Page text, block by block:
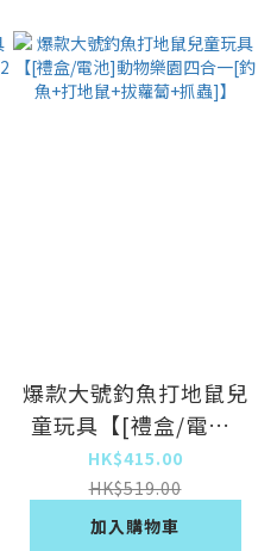
爆款大號釣魚打地鼠兒
童玩具【[禮盒/電池]
動物樂園四合一[釣魚
+打地鼠+拔蘿蔔+抓
蟲]】
HK$415.00
HK$519.00
加入購物車